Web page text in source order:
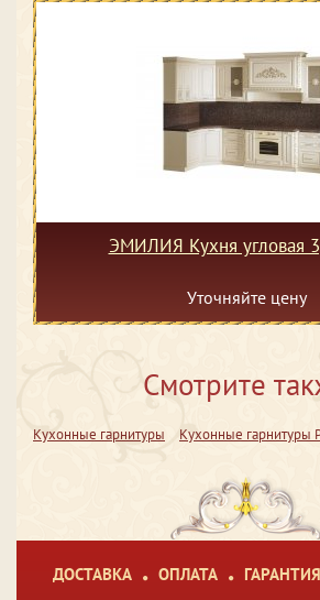
ЭМИЛИЯ Кухня угловая
Уточняйте цену
Смотрите
Кухонные гарнитуры Кухонные гарнитуры
ДОСТАВКА ОПЛАТА ГАРАНТИЯ